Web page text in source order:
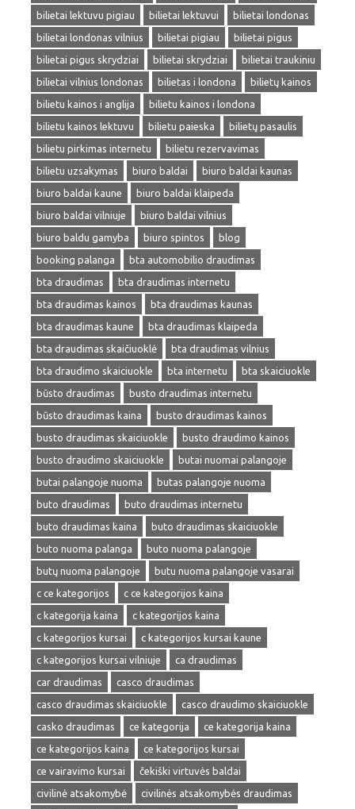
bilietai lektuvu pigiau
bilietai lektuvui
bilietai londonas
bilietai londonas vilnius
bilietai pigiau
bilietai pigus
bilietai pigus skrydziai
bilietai skrydziai
bilietai traukiniu
bilietai vilnius londonas
bilietas i londona
bilietų kainos
bilietu kainos i anglija
bilietu kainos i londona
bilietu kainos lektuvu
bilietu paieska
bilietų pasaulis
bilietu pirkimas internetu
bilietu rezervavimas
bilietu uzsakymas
biuro baldai
biuro baldai kaunas
biuro baldai kaune
biuro baldai klaipeda
biuro baldai vilniuje
biuro baldai vilnius
biuro baldu gamyba
biuro spintos
blog
booking palanga
bta automobilio draudimas
bta draudimas
bta draudimas internetu
bta draudimas kainos
bta draudimas kaunas
bta draudimas kaune
bta draudimas klaipeda
bta draudimas skaičiuoklė
bta draudimas vilnius
bta draudimo skaiciuokle
bta internetu
bta skaiciuokle
būsto draudimas
busto draudimas internetu
būsto draudimas kaina
busto draudimas kainos
busto draudimas skaiciuokle
busto draudimo kainos
busto draudimo skaiciuokle
butai nuomai palangoje
butai palangoje nuoma
butas palangoje nuoma
buto draudimas
buto draudimas internetu
buto draudimas kaina
buto draudimas skaiciuokle
buto nuoma palanga
buto nuoma palangoje
butų nuoma palangoje
butu nuoma palangoje vasarai
c ce kategorijos
c ce kategorijos kaina
c kategorija kaina
c kategorijos kaina
c kategorijos kursai
c kategorijos kursai kaune
c kategorijos kursai vilniuje
ca draudimas
car draudimas
casco draudimas
casco draudimas skaiciuokle
casco draudimo skaiciuokle
casko draudimas
ce kategorija
ce kategorija kaina
ce kategorijos kaina
ce kategorijos kursai
ce vairavimo kursai
čekiški virtuvės baldai
civilinė atsakomybė
civilinės atsakomybės draudimas